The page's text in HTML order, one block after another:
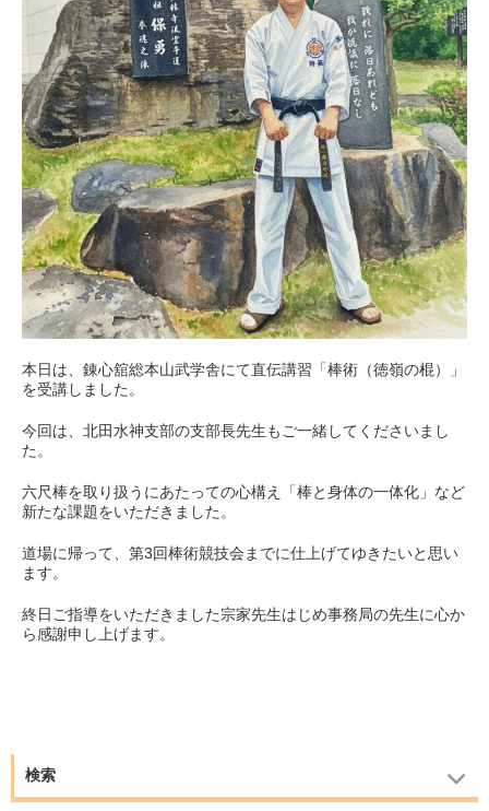
本日は、錬心舘総本山武学舎にて直伝講習「棒術（徳嶺の棍）」
を受講しました。
今回は、北田水神支部の支部長先生もご一緒してくださいまし
た。
六尺棒を取り扱うにあたっての心構え「棒と身体の一体化」など
新たな課題をいただきました。
道場に帰って、第3回棒術競技会までに仕上げてゆきたいと思い
ます。
終日ご指導をいただきました宗家先生はじめ事務局の先生に心か
ら感謝申し上げます。
検索